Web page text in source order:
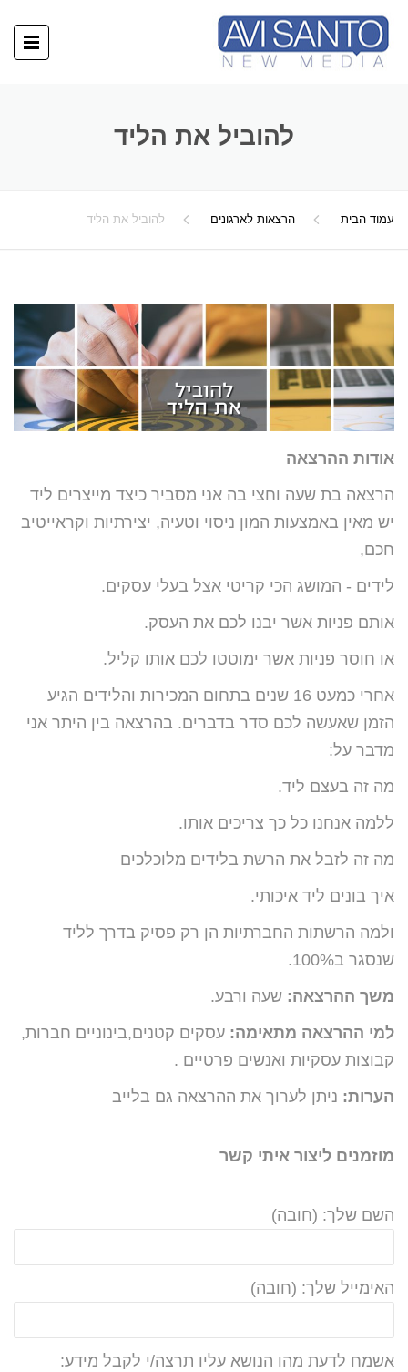
להוביל את הליד
עמוד הבית הרצאות לארגונים להוביל את הליד
מוזמנים ליצור איתי קשר
השם שלך: (חובה)
האימייל שלך: (חובה)
אשמח לדעת מהו הנושא עליו תרצה/י לקבל מידע:
אודות ההרצאה
הרצאה בת שעה וחצי בה אני מסביר כיצד מייצרים ליד
יש מאין באמצעות המון ניסוי וטעיה, יצירתיות וקראייטיב
חכם,
לידים - המושג הכי קריטי אצל בעלי עסקים.
אותם פניות אשר יבנו לכם את העסק.
או חוסר פניות אשר ימוטטו לכם אותו קליל.
אחרי כמעט 16 שנים בתחום המכירות והלידים הגיע
הזמן שאעשה לכם סדר בדברים. בהרצאה בין היתר אני
מדבר על:
מה זה בעצם ליד.
ללמה אנחנו כל כך צריכים אותו.
מה זה לזבל את הרשת בלידים מלוכלכים
איך בונים ליד איכותי.
ולמה הרשתות החברתיות הן רק פסיק בדרך לליד
שנסגר ב100%.
משך ההרצאה: שעה ורבע.
למי ההרצאה מתאימה: עסקים קטנים,בינוניים חברות,
קבוצות עסקיות ואנשים פרטיים .
הערות: ניתן לערוך את ההרצאה גם בלייב